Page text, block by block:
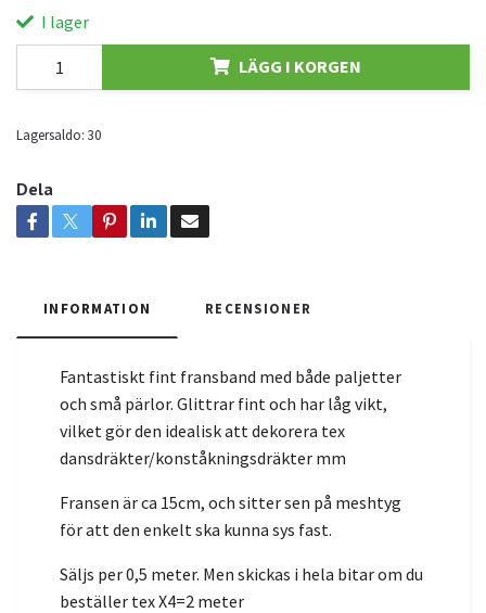
I lager
LÄGG I KORGEN
Lagersaldo: 30
Dela
INFORMATION RECENSIONER
Fantastiskt fint fransband med både paljetter
och små pärlor. Glittrar fint och har låg vikt,
vilket gör den idealisk att dekorera tex
dansdräkter/konståkningsdräkter mm
Fransen är ca 15cm, och sitter sen på meshtyg
för att den enkelt ska kunna sys fast.
Säljs per 0,5 meter. Men skickas i hela bitar om du
beställer tex X4=2 meter